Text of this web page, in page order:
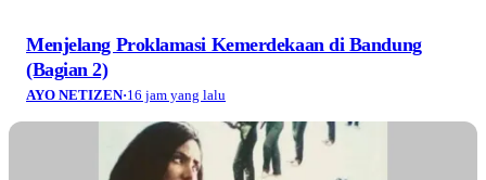
Menjelang Proklamasi Kemerdekaan di Bandung
(Bagian 2)
AYO NETIZEN·16 jam yang lalu